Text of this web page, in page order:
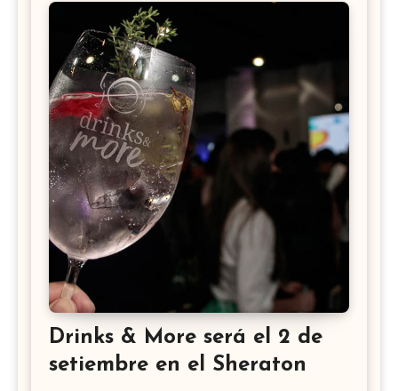
Drinks & More será el 2 de
setiembre en el Sheraton